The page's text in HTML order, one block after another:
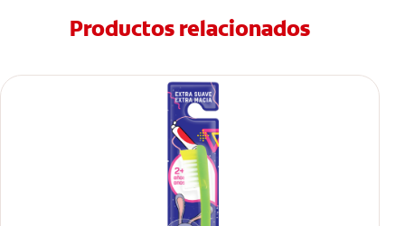
Productos relacionados